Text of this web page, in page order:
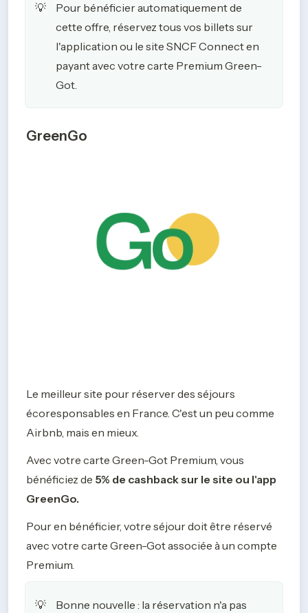
💡
Pour bénéficier automatiquement de
cette offre, réservez tous vos billets sur
l'application ou le site SNCF Connect en
payant avec votre carte Premium Green-
Got.
GreenGo
Le meilleur site pour réserver des séjours
écoresponsables en France. C'est un peu comme
Airbnb, mais en mieux.
Avec votre carte Green-Got Premium, vous
bénéficiez de 5% de cashback sur le site ou l'app
GreenGo.
Pour en bénéficier, votre séjour doit être réservé
avec votre carte Green-Got associée à un compte
Premium.
💡
Bonne nouvelle : la réservation n'a pas